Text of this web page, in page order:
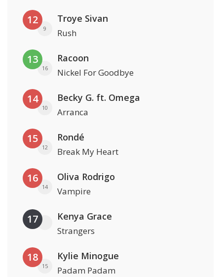
12
9
Troye Sivan
Rush
13
16
Racoon
Nickel For Goodbye
14
10
Becky G. ft. Omega
Arranca
15
12
Rondé
Break My Heart
16
14
Oliva Rodrigo
Vampire
17 Kenya Grace
Strangers
18
15
Kylie Minogue
Padam Padam